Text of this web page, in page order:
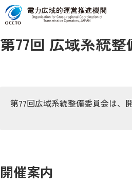
広域系統整備委 配布資料
第77回 広域系統
第77回広域系統整備委員会は、
開催案内